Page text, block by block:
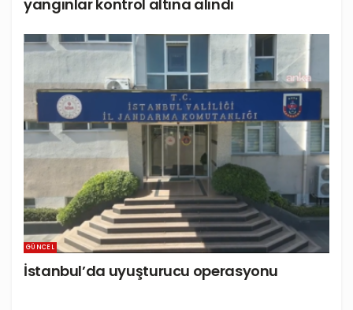
yangınlar kontrol altına alındı
GÜNCEL
İstanbul’da uyuşturucu operasyonu